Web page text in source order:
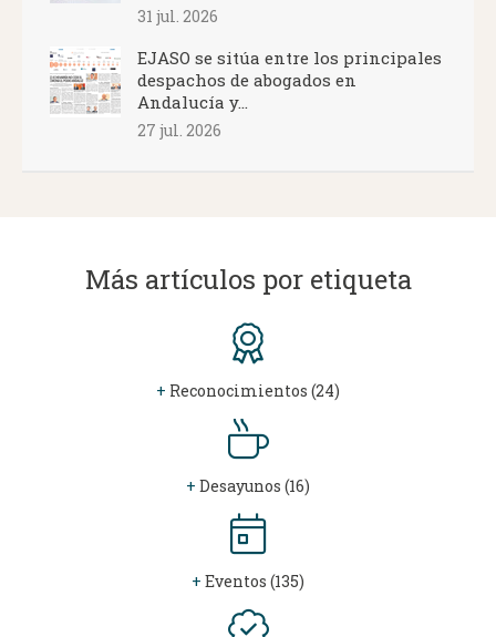
31 jul. 2026
EJASO se sitúa entre los principales
despachos de abogados en
Andalucía y...
27 jul. 2026
Más artículos por etiqueta
+ Reconocimientos (24)
+ Desayunos (16)
+ Eventos (135)